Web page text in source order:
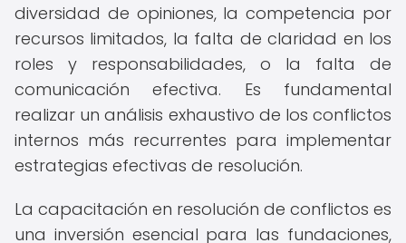
diversidad de opiniones, la competencia por
recursos limitados, la falta de claridad en los
roles y responsabilidades, o la falta de
comunicación efectiva. Es fundamental
realizar un análisis exhaustivo de los conflictos
internos más recurrentes para implementar
estrategias efectivas de resolución.
La capacitación en resolución de conflictos es
una inversión esencial para las fundaciones,